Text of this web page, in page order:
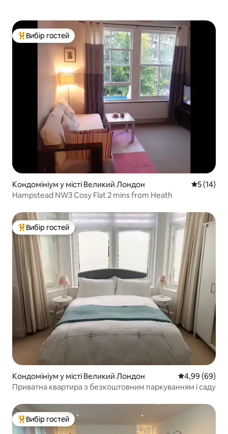
Топ вибір гостей
Вибір гостей
Кондомініум у місті Великий Лондон Середня
5 (14)
Hampstead NW3 Cosy Flat 2 mins from Heath
Топ вибір гостей
Вибір гостей
Кондомініум у місті Великий Лондон Середня
4,99 (69)
Приватна квартира з безкоштовним паркуванням і саду
Топ вибір гостей
Вибір гостей